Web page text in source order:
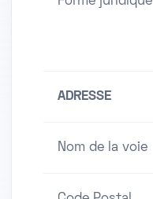
ADRESSE
Nom de la voie